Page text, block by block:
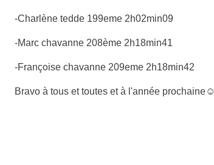
-Charlène tedde 199eme 2h02min09
-Marc chavanne 208ème 2h18min41
-Françoise chavanne 209eme 2h18min42
Bravo à tous et toutes et à l'année prochaine☺